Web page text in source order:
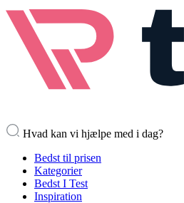
Hvad kan vi hjælpe med i dag?
Bedst til prisen
Kategorier
Bedst I Test
Inspiration